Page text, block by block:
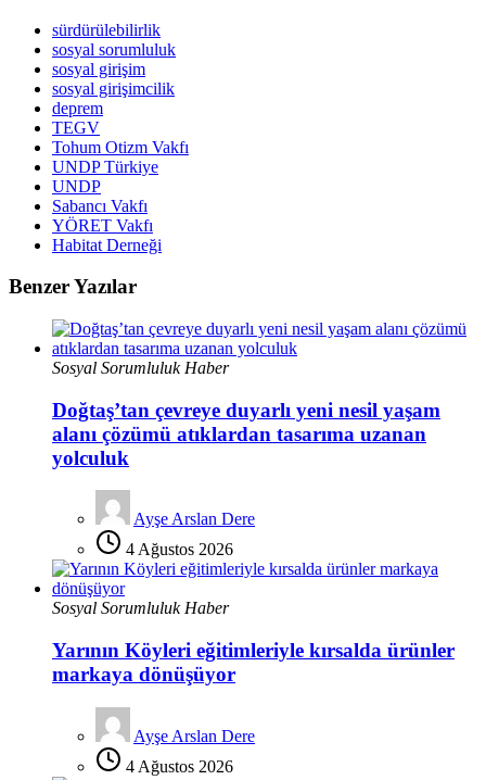
sürdürülebilirlik
sosyal sorumluluk
sosyal girişim
sosyal girişimcilik
deprem
TEGV
Tohum Otizm Vakfı
UNDP Türkiye
UNDP
Sabancı Vakfı
YÖRET Vakfı
Habitat Derneği
Benzer Yazılar
Sosyal Sorumluluk Haber
Doğtaş’tan çevreye duyarlı yeni nesil yaşam
alanı çözümü atıklardan tasarıma uzanan
yolculuk
Ayşe Arslan Dere
4 Ağustos 2026
Sosyal Sorumluluk Haber
Yarının Köyleri eğitimleriyle kırsalda ürünler
markaya dönüşüyor
Ayşe Arslan Dere
4 Ağustos 2026